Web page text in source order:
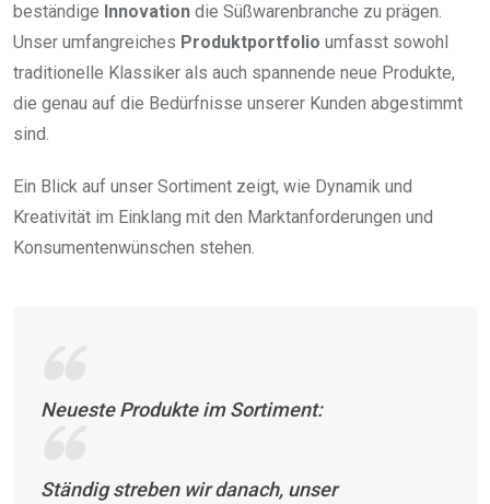
beständige Innovation die Süßwarenbranche zu prägen.
Unser umfangreiches Produktportfolio umfasst sowohl
traditionelle Klassiker als auch spannende neue Produkte,
die genau auf die Bedürfnisse unserer Kunden abgestimmt
sind.
Ein Blick auf unser Sortiment zeigt, wie Dynamik und
Kreativität im Einklang mit den Marktanforderungen und
Konsumentenwünschen stehen.
Neueste Produkte im Sortiment:
Ständig streben wir danach, unser